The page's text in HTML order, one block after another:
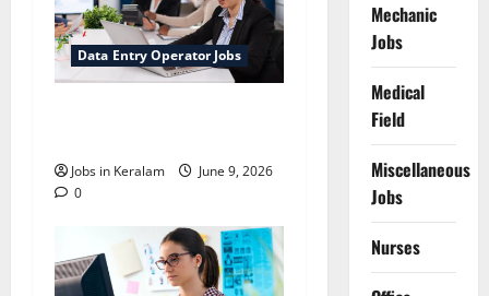
Data Entry Operator Jobs
Jobs in Keralam
June 9, 2026
0
Mechanic
Jobs
Medical
Field
Miscellaneous
Jobs
Nurses